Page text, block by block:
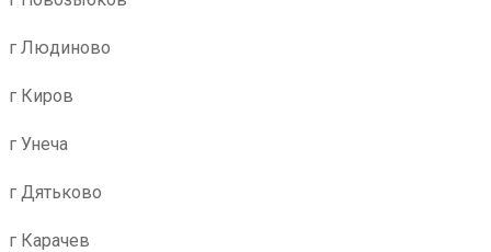
г Людиново
г Киров
г Унеча
г Дятьково
г Карачев